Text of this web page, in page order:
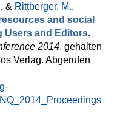
, & Rittberger, M..
and social
Users and Editors.
2014. gehalten
Verlag. Abgerufen